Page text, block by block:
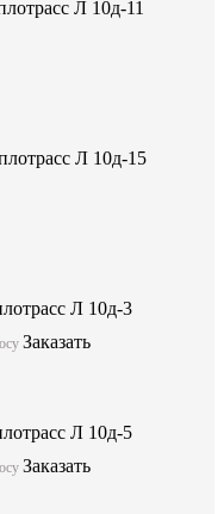
диаметра и
подземных
Возможно
соединяемых между
в продольные швы
Л 18д-12
Л 10д-11
Л 10д-15
Л 10д-3
Заказать
Л 10д-5
Заказать